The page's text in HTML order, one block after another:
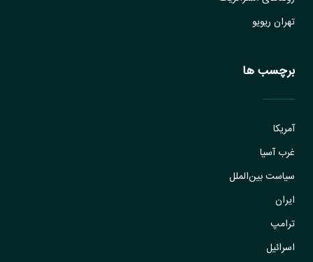
تهران ریویو
برچسب ها
آمریکا
غرب آسیا
سیاست بین‌الملل
ایران
ترامپ
اسرائیل